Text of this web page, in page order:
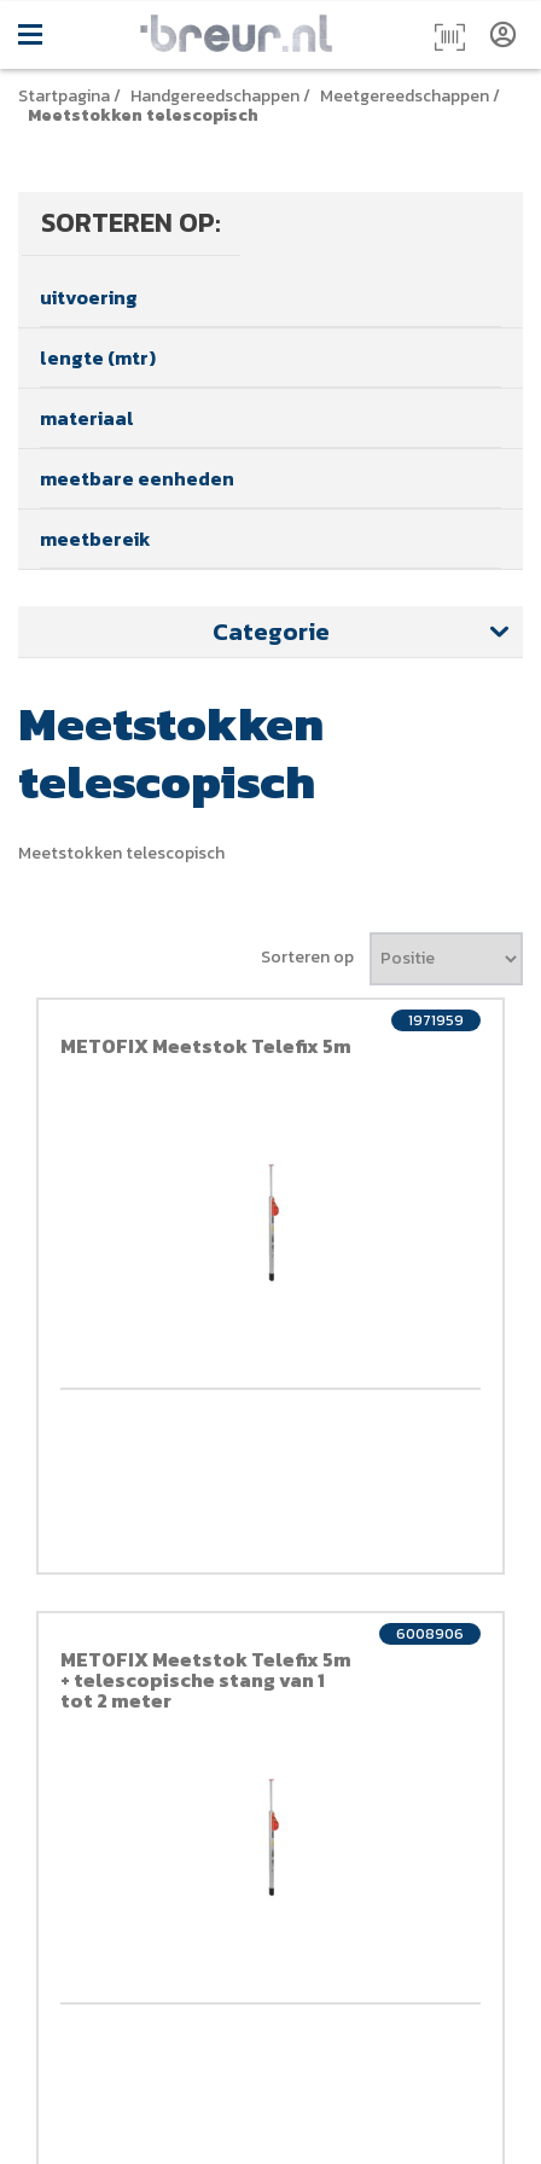
Startpagina/ Handgereedschappen/ Meetgereedschappen/
Meetstokken telescopisch
SORTEREN OP:
uitvoering
lengte (mtr)
materiaal
meetbare eenheden
meetbereik
Categorie
Meetstokken
telescopisch
Meetstokken telescopisch
Sorteren op
METOFIX Meetstok Telefix 5m
1971959
METOFIX Meetstok Telefix 5m
+ telescopische stang van 1
tot 2 meter
6008906